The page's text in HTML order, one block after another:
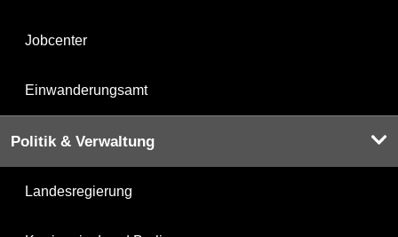
Jobcenter
Einwanderungsamt
Politik & Verwaltung
Landesregierung